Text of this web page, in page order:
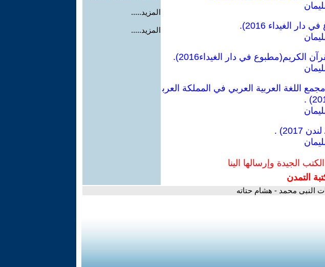
الغيداء 2016).
الكريم(مطبوع في دار الغيداء2016).
اللغة العربية العربي في المملكة العرب
الجيدة وإرسالها الينا
التمدن
المزيد.....
المزيد.....
النبى محمد - هشام حتاته